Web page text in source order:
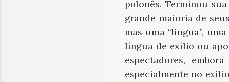
polonês. Terminou
grande maioria de
mas uma “língua”,
língua de exílio ou
espectadores,
especialmente no